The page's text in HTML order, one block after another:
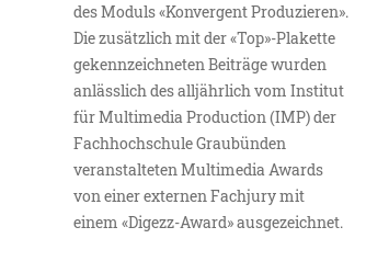
des Moduls «Konvergent Produzieren».
Die zusätzlich mit der «Top»-Plakette
gekennzeichneten Beiträge wurden
anlässlich des alljährlich vom Institut
für Multimedia Production (IMP) der
Fachhochschule Graubünden
veranstalteten Multimedia Awards
von einer externen Fachjury mit
einem «Digezz-Award» ausgezeichnet.